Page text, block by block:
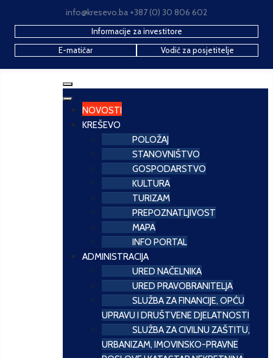
info@kresevo.ba +387 (0) 30 806 602
Informacije za investitore
E-matičar
Vodič za posjetitelje
NOVOSTI
KREŠEVO
POLOŽAJ
STANOVNIŠTVO
GOSPODARSTVO
KULTURA
TURIZAM
PREPOZNATLJIVOST
MAPA
INFO PORTAL
ADMINISTRACIJA
URED NAČELNIKA
URED PRAVOBRANITELJA
SLUŽBA ZA FINANCIJE, OPĆU
UPRAVU I DRUŠTVENE DJELATNOSTI
SLUŽBA ZA CIVILNU ZAŠTITU,
URBANIZAM, IMOVINSKO-PRAVNE